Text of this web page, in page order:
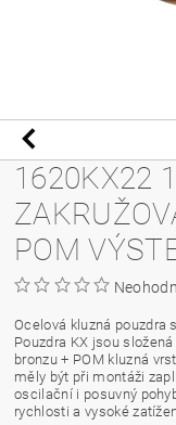
1620KX22
POM
Ocelová kluzná pouzdra
Pouzdra KX jsou
bronzu + POM kluzná
měly být při montáži
oscilační i posuvný
rychlosti a vysoké